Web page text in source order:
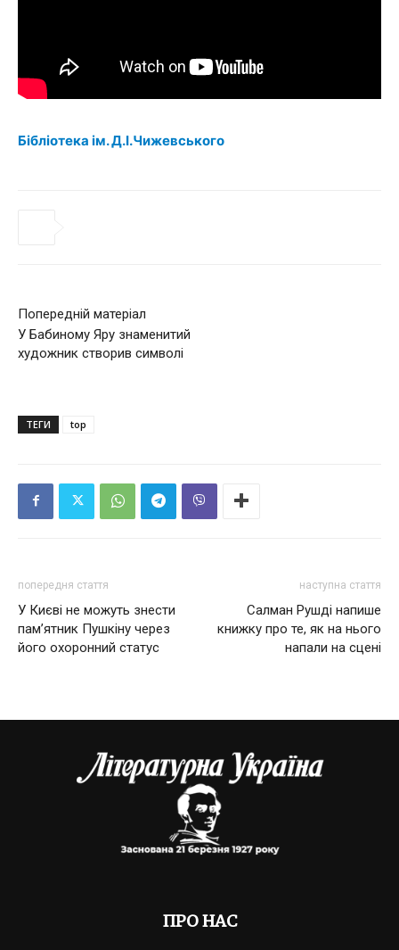
Бібліотека ім. Д.І.Чижевського
Попередній матеріал
У Бабиному Яру знаменитий
художник створив символі
ТЕГИ top
попередня стаття
У Києві не можуть знести
пам’ятник Пушкіну через
його охоронний статус
наступна стаття
Салман Рушді напише
книжку про те, як на нього
напали на сцені
ПРО НАС